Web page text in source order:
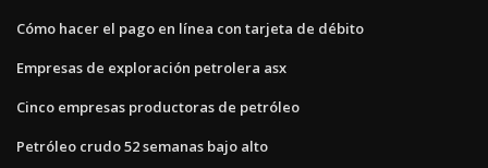
Cómo hacer el pago en línea con tarjeta de débito
Empresas de exploración petrolera asx
Cinco empresas productoras de petróleo
Petróleo crudo 52 semanas bajo alto